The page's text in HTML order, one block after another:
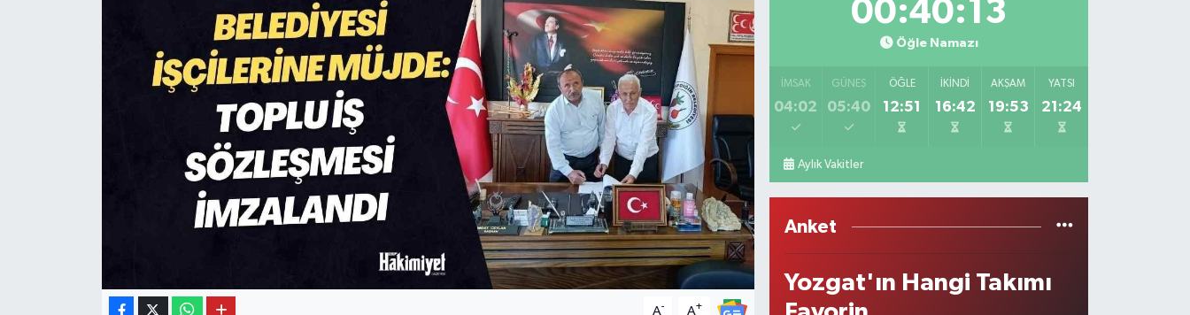
A- A+
00:40:13
Öğle Namazı
İMSAK
04:02
GÜNEŞ
05:40
ÖĞLE
12:51
İKINDI
16:42
AKŞAM
19:53
YATSI
21:24
Aylık Vakitler
Anket
Yozgat'ın Hangi Takımı